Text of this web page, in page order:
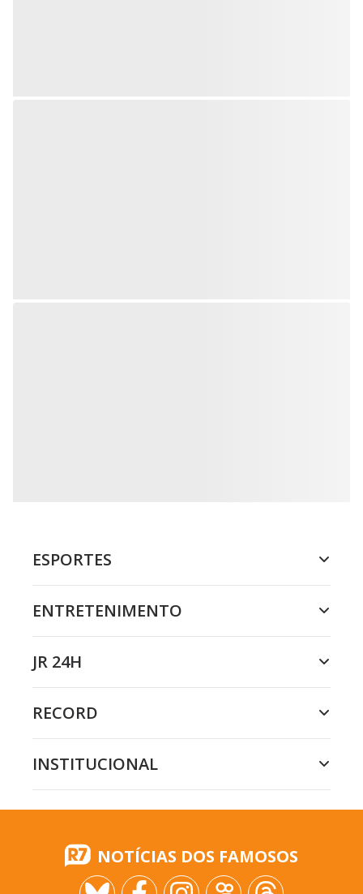
ESPORTES
ENTRETENIMENTO
JR 24H
RECORD
INSTITUCIONAL
NOTÍCIAS DOS FAMOSOS